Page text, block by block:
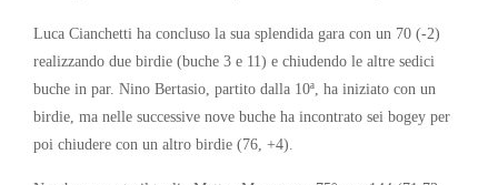
Luca Cianchetti ha concluso la sua splendida gara con un 70 (-2)
realizzando due birdie (buche 3 e 11) e chiudendo le altre sedici
buche in par. Nino Bertasio, partito dalla 10ª, ha iniziato con un
birdie, ma nelle successive nove buche ha incontrato sei bogey per
poi chiudere con un altro birdie (76, +4).